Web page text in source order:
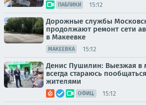
ПАБЛИКИ 15:12
Дорожные службы
продолжают ремонт сети
в Макеевке
МАКЕЕВКА 15:12
Денис Пушилин: Выезжая в
всегда стараюсь
жителями
ОФИЦ. 15:12